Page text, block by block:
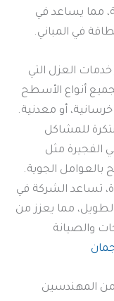
مما يساعد في
في المباني.
العزل التي
أنواع الأسطح
أو معدنية.
للمشاكل
الفجيرة مثل
بالعوامل الجوية.
تساعد الشركة في
مما يعزز من
والصيانة
من المهندسين